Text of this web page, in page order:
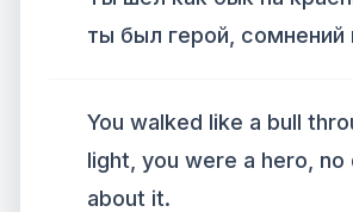
ты был герой, сомнений
You walked like a bull
light, you were a hero, no
about it.